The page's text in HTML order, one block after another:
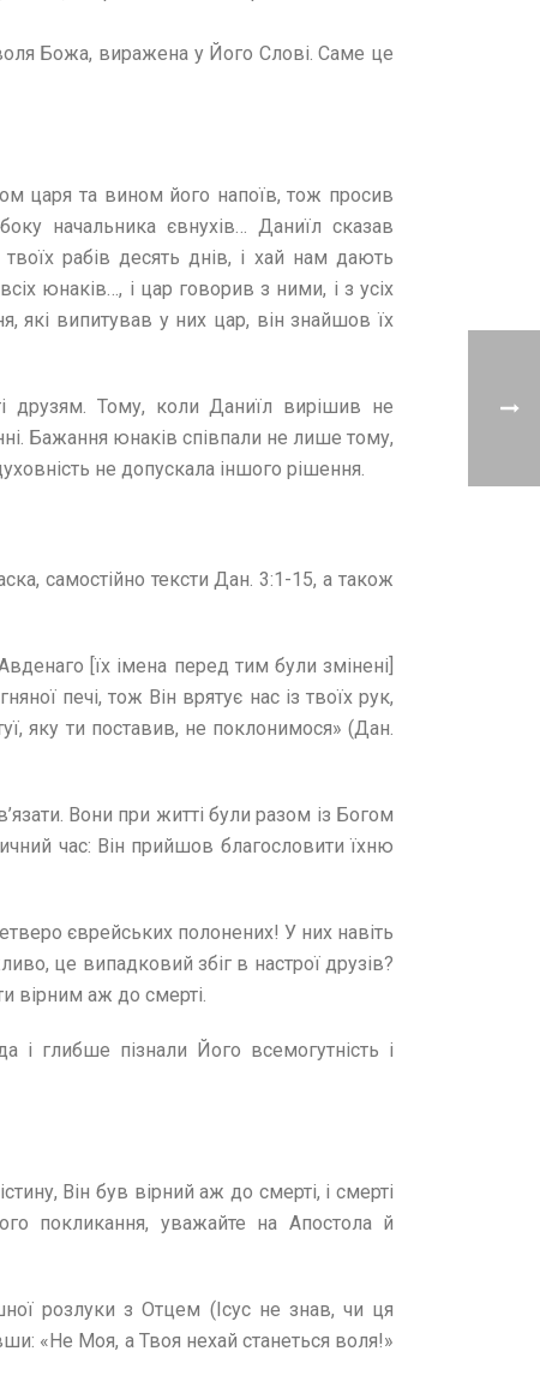
Божа, виражена у Його Слові. Саме це
царя та вином його напоїв, тож просив
начальника євнухів… Даниїл сказав
рабів десять днів, і хай нам дають
юнаків…, і цар говорив з ними, і з усіх
які випитував у них цар, він знайшов їх
друзям. Тому, коли Даниїл вирішив не
Бажання юнаків співпали не лише тому,
не допускала іншого рішення.
самостійно тексти Дан. 3:1-15, а також
[їх імена перед тим були змінені]
печі, тож Він врятує нас із твоїх рук,
яку ти поставив, не поклонимося» (Дан.
Вони при житті були разом із Богом
час: Він прийшов благословити їхню
єврейських полонених! У них навіть
це випадковий збіг в настрої друзів?
вірним аж до смерті.
глибше пізнали Його всемогутність і
Він був вірний аж до смерті, і смерті
покликання, уважайте на Апостола й
розлуки з Отцем (Ісус не знав, чи ця
«Не Моя, а Твоя нехай станеться воля!»